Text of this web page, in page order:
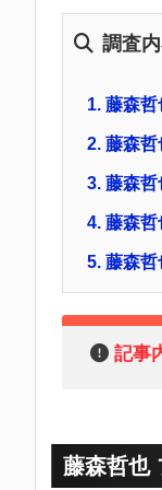
調査
1. 藤森哲
2. 藤森哲
3. 藤森哲
4. 藤森哲
5. 藤森哲
記事
藤森哲也